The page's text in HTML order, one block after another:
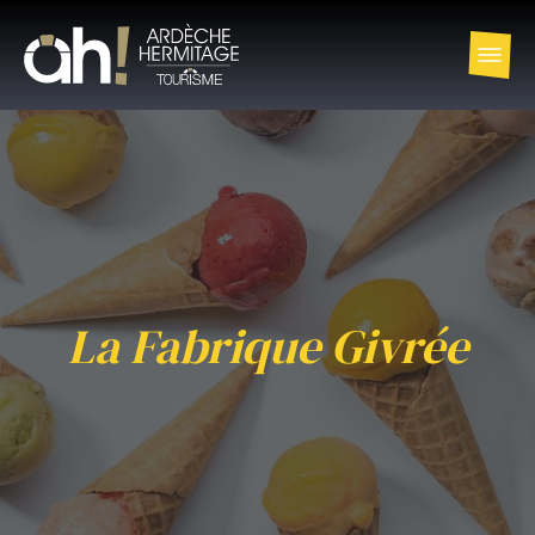
La Fabrique Givrée